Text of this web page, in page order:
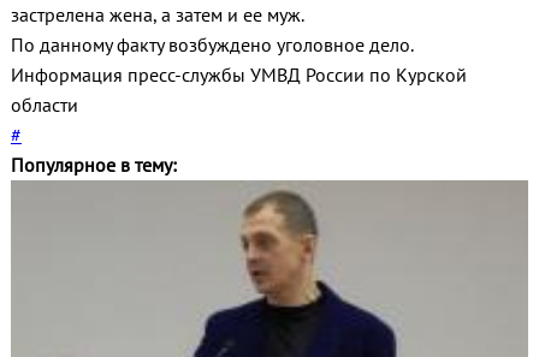
застрелена жена, а затем и ее муж.
По данному факту возбуждено уголовное дело.
Информация пресс-службы УМВД России по Курской
области
#
Популярное в тему: